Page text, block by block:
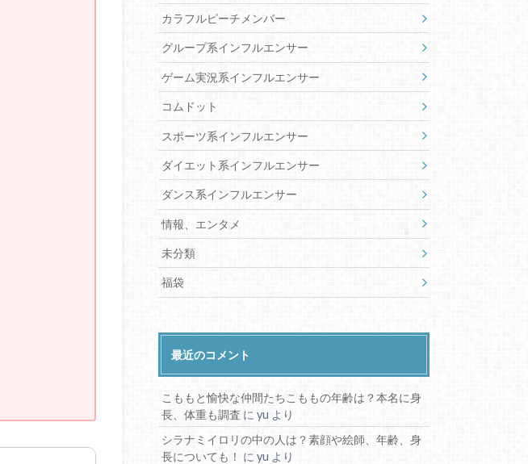
カラフルピーチメンバー
グループ系インフルエンサー
ゲーム実況系インフルエンサー
コムドット
スポーツ系インフルエンサー
ダイエット系インフルエンサー
ダンス系インフルエンサー
情報、エンタメ
未分類
福袋
最近のコメント
こももと愉快な仲間たちこももの年齢は？本名に身
長、体重も調査 にyu より
シラナミイロリの中の人は？素顔や絵師、年齢、身
長についても！ にyu より